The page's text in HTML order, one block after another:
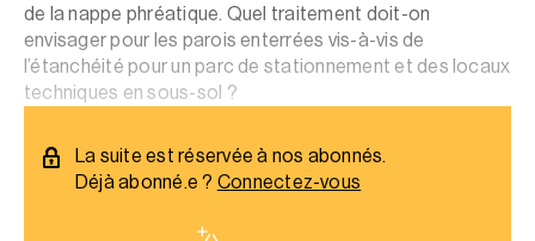
de la nappe phréatique. Quel traitement doit-on
envisager pour les parois enterrées vis-à-vis de
l’étanchéité pour un parc de stationnement et des locaux
techniques en sous-sol ?
La suite est réservée à nos abonnés.
Déjà abonné.e ? Connectez-vous